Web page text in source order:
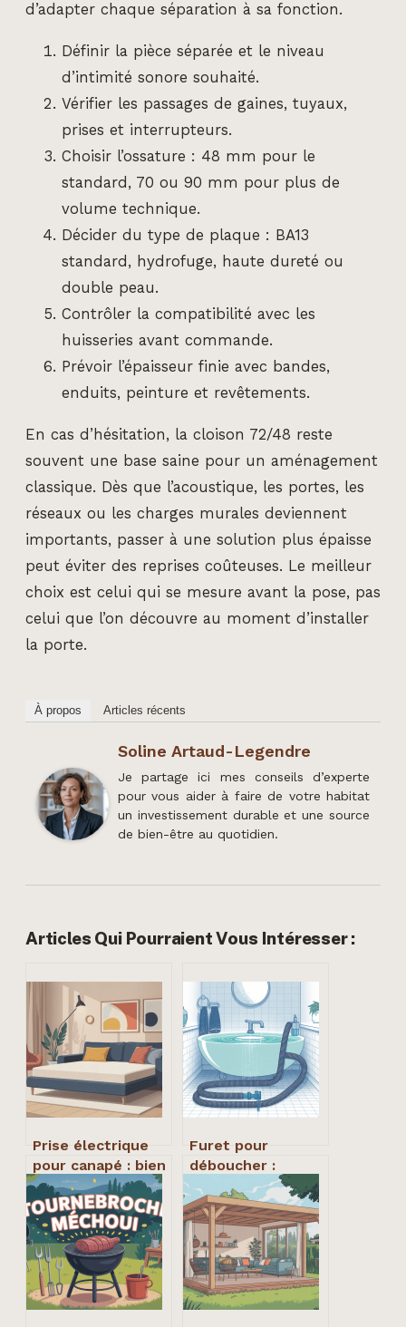
d’adapter chaque séparation à sa fonction.
Définir la pièce séparée et le niveau
d’intimité sonore souhaité.
Vérifier les passages de gaines, tuyaux,
prises et interrupteurs.
Choisir l’ossature : 48 mm pour le
standard, 70 ou 90 mm pour plus de
volume technique.
Décider du type de plaque : BA13
standard, hydrofuge, haute dureté ou
double peau.
Contrôler la compatibilité avec les
huisseries avant commande.
Prévoir l’épaisseur finie avec bandes,
enduits, peinture et revêtements.
En cas d’hésitation, la cloison 72/48 reste
souvent une base saine pour un aménagement
classique. Dès que l’acoustique, les portes, les
réseaux ou les charges murales deviennent
importants, passer à une solution plus épaisse
peut éviter des reprises coûteuses. Le meilleur
choix est celui qui se mesure avant la pose, pas
celui que l’on découvre au moment d’installer
la porte.
À propos Articles récents
Soline Artaud-Legendre
Je partage ici mes conseils d’experte
pour vous aider à faire de votre habitat
un investissement durable et une source
de bien-être au quotidien.
Articles Qui Pourraient Vous Intéresser :
Prise électrique
pour canapé : bien
choisir et installer
sans erreur
Furet pour
déboucher :
choisir et utiliser
l’outil efficace
pour canalisations